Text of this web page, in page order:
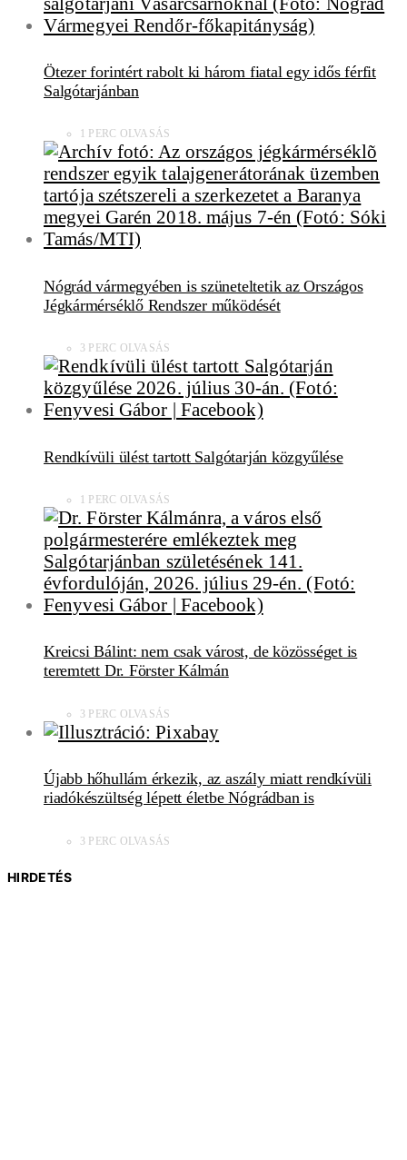
Ötezer forintért rabolt ki három fiatal egy idős férfit
Salgótarjánban
1 PERC OLVASÁS
Nógrád vármegyében is szüneteltetik az Országos
Jégkármérséklő Rendszer működését
3 PERC OLVASÁS
Rendkívüli ülést tartott Salgótarján közgyűlése
1 PERC OLVASÁS
Kreicsi Bálint: nem csak várost, de közösséget is
teremtett Dr. Förster Kálmán
3 PERC OLVASÁS
Újabb hőhullám érkezik, az aszály miatt rendkívüli
riadókészültség lépett életbe Nógrádban is
3 PERC OLVASÁS
HIRDETÉS